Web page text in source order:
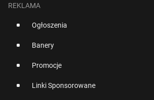
REKLAMA
Ogłoszenia
Banery
Promocje
Linki Sponsorowane